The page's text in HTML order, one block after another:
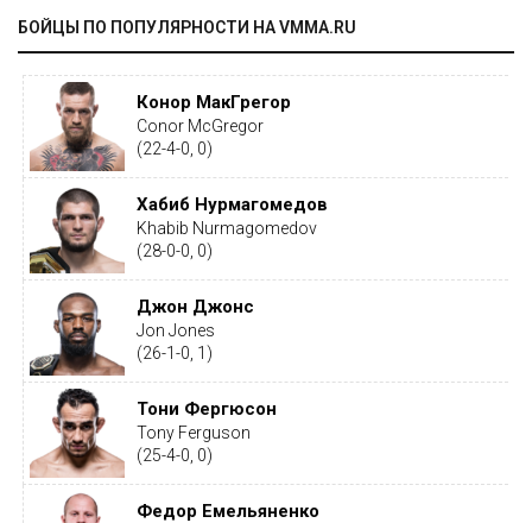
БОЙЦЫ ПО ПОПУЛЯРНОСТИ НА VMMA.RU
Конор МакГрегор
Conor McGregor
(22-4-0, 0)
Хабиб Нурмагомедов
Khabib Nurmagomedov
(28-0-0, 0)
Джон Джонс
Jon Jones
(26-1-0, 1)
Тони Фергюсон
Tony Ferguson
(25-4-0, 0)
Федор Емельяненко